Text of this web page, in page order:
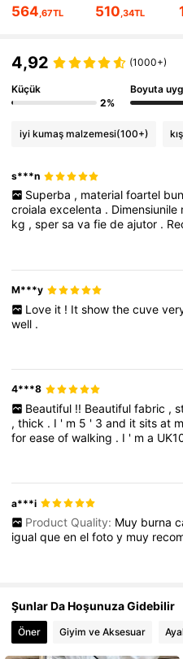
4,86 6.6M Takipçiler
4,86 6.6M Takipçiler
564 ,67TL 510 ,34TL
4,92 (1000+)
Küçük
2%
Boyuta
iyi kumaş malzemesi(100+)
s***n
Superba , material foartel bun
croialaexcelenta . Dimensiunile
kg ,spersavafiedeajutor .
M***y
Love it ! It show the cuve
well .
4***8
Beautiful !! Beautiful fabric ,
,thick . I ' m 5 ' 3and itsitsat
foreaseofwalking . I ' ma
a***i
Product Quality: Muy burna
igualqueenelfotoy muy
Şunlar Da Hoşunuza Gidebilir
Öner Giyim ve Aksesuar